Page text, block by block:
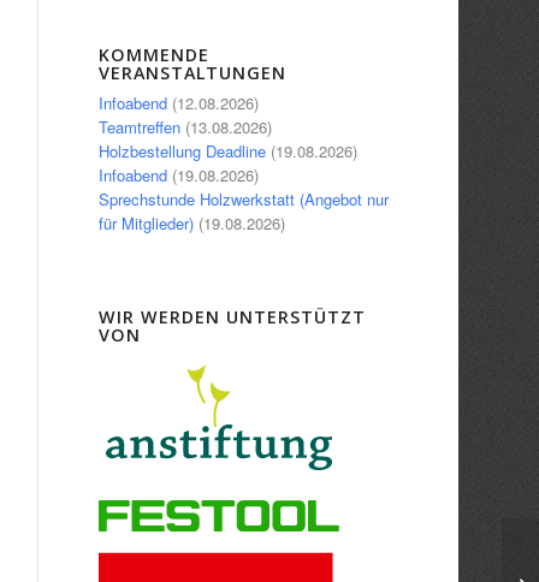
Office 365
KOMMENDE
VERANSTALTUNGEN
Infoabend (12.08.2026)
Teamtreffen (13.08.2026)
Holzbestellung Deadline (19.08.2026)
Infoabend (19.08.2026)
Sprechstunde Holzwerkstatt (Angebot nur
für Mitglieder) (19.08.2026)
WIR WERDEN UNTERSTÜTZT
VON